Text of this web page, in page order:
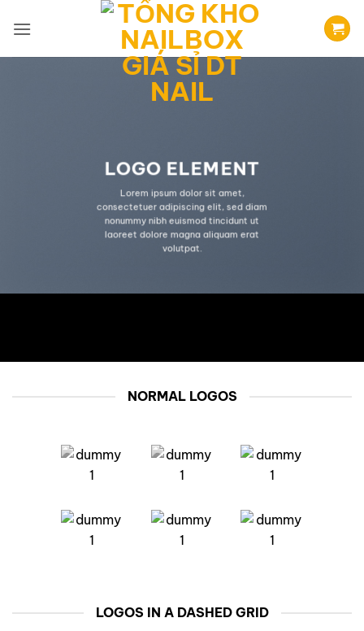
qua
LOGO ELEMENT
Lorem ipsum dolor sit amet,
consectetuer adipiscing elit, sed diam
nonummy nibh euismod tincidunt ut
laoreet dolore magna aliquam erat
volutpat.
NORMAL LOGOS
LOGOS IN A DASHED GRID